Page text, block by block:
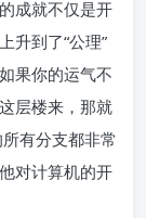
成就不仅是开
升到了“公理”
果你的运气不
层楼来，那就
有分支都非常
对计算机的开